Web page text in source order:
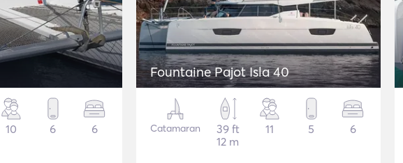
10 6 6
Fountaine Pajot Isla 40
Catamaran
39 ft
12 m
11 5 6